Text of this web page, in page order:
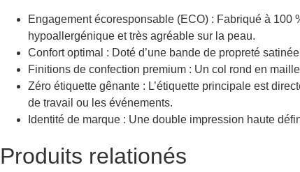
Engagement écoresponsable (ECO) : Fabriqué à 100
hypoallergénique et très agréable sur la peau.
Confort optimal : Doté d’une bande de propreté
Finitions de confection premium : Un col rond en
Zéro étiquette gênante : L’étiquette principale est
de travail ou les événements.
Identité de marque : Une double impression haute
Produits relationés